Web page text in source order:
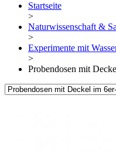
Startseite
>
Naturwissenschaft &
>
Experimente mit
>
Probendosen mit